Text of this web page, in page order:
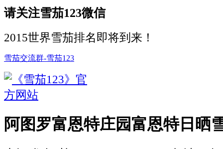
请关注雪茄123微信
2015世界雪茄排名即将到来！
雪茄交流群-雪茄123
阿图罗富恩特庄园富恩特日晒